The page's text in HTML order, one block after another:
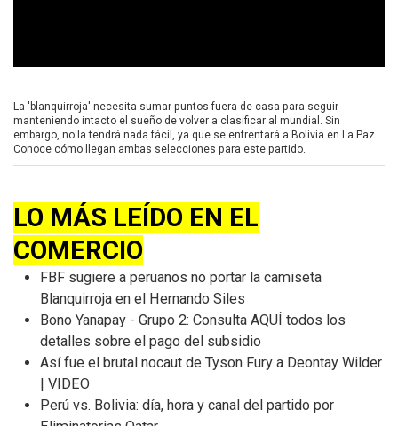
e
c
o
n
f
s
e
c
La 'blanquirroja' necesita sumar puntos fuera de casa para seguir
manteniendo intacto el sueño de volver a clasificar al mundial. Sin
embargo, no la tendrá nada fácil, ya que se enfrentará a Bolivia en La Paz.
Conoce cómo llegan ambas selecciones para este partido.
LO MÁS LEÍDO EN EL
COMERCIO
FBF sugiere a peruanos no portar la camiseta
Blanquirroja en el Hernando Siles
Bono Yanapay - Grupo 2: Consulta AQUÍ todos los
detalles sobre el pago del subsidio
Así fue el brutal nocaut de Tyson Fury a Deontay Wilder
| VIDEO
Perú vs. Bolivia: día, hora y canal del partido por